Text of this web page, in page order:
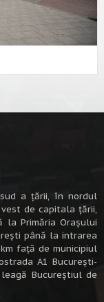
a ţării, în nordul
de capitala țării,
la Primăria Orașului
până la intrarea
faţă de municipiul
A1 Bucureşti-
Bucureştiul de